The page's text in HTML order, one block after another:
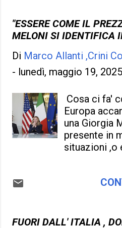
po' farlocchi
sassolino
uomo dei
chance in
delusione
ormai da
dirlo ,
sul serio fin
uomini più
qualcosa ,
Stati del
combattere
"ESSERE COME IL
MELONI SI IDENTIFICA
Di Marco Allanti ,Crini
- lunedì, maggio 19, 2025
Cosa ci fa'
Europa
una Giorgia
presente in
situazioni ,o
non certo li
FUORI DALL' ITALIA ,